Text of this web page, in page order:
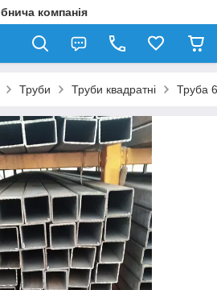
компанія
Труби Труби квадратні Труба